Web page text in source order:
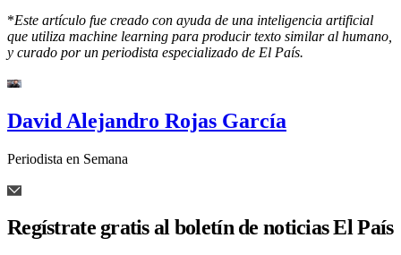
*Este artículo fue creado con ayuda de una inteligencia artificial
que utiliza machine learning para producir texto similar al humano,
y curado por un periodista especializado de El País.
David Alejandro Rojas García
Periodista en Semana
Regístrate gratis al boletín de noticias El País